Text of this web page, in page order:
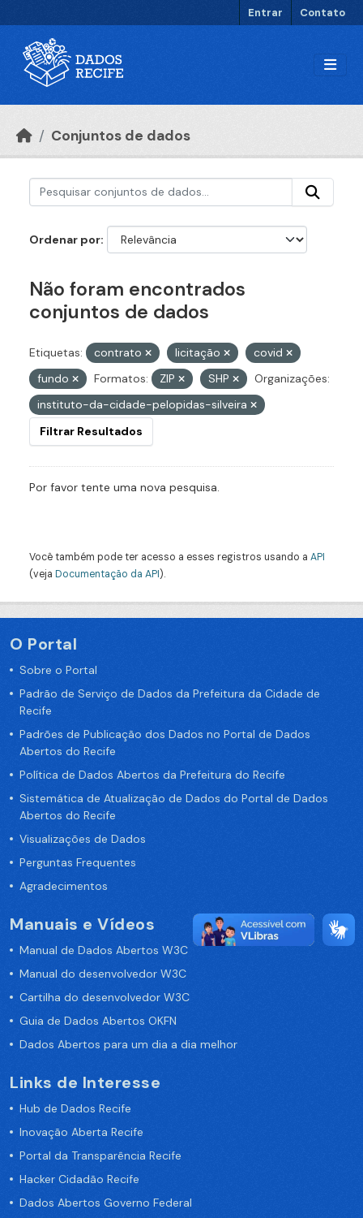
Entrar Contato
Conjuntos de dados
Ordenar por
Não foram encontrados
conjuntos de dados
Etiquetas: contrato licitação
covid
fundo
Formatos: ZIP SHP
Organizações:
instituto-da-cidade-pelopidas-silveira
Filtrar Resultados
Por favor tente uma nova pesquisa.
Você também pode ter acesso a esses registros usando a API
(veja Documentação da API).
O Portal
Sobre o Portal
Padrão de Serviço de Dados da Prefeitura da Cidade de
Recife
Padrões de Publicação dos Dados no Portal de Dados
Abertos do Recife
Política de Dados Abertos da Prefeitura do Recife
Sistemática de Atualização de Dados do Portal de Dados
Abertos do Recife
Visualizações de Dados
Perguntas Frequentes
Agradecimentos
Manuais e Vídeos
Manual de Dados Abertos W3C
Manual do desenvolvedor W3C
Cartilha do desenvolvedor W3C
Guia de Dados Abertos OKFN
Dados Abertos para um dia a dia melhor
Links de Interesse
Hub de Dados Recife
Inovação Aberta Recife
Portal da Transparência Recife
Hacker Cidadão Recife
Dados Abertos Governo Federal